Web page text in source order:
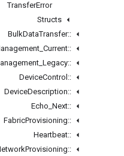
TransferError
Structs
::
BulkDataTransfer
::
Current
::
Legacy
::
DeviceControl
::
DeviceDescription
::
Echo Next
::
FabricProvisioning
::
Heartbeat
::
Provisioning